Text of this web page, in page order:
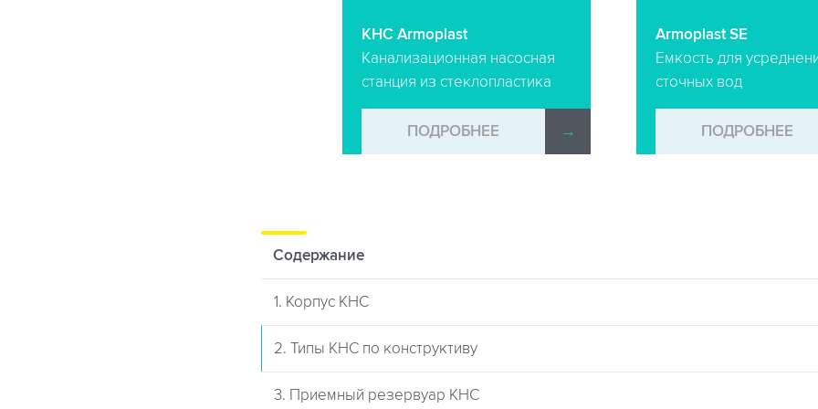
КНС Armoplast
Канализационная насосная
станция из стеклопластика
ПОДРОБНЕЕ →
Armoplast SE
Емкость для
сточных вод
ПОДРОБНЕЕ
Содержание
1. Корпус КНС
2. Типы КНС по конструктиву
3. Приемный резервуар КНС